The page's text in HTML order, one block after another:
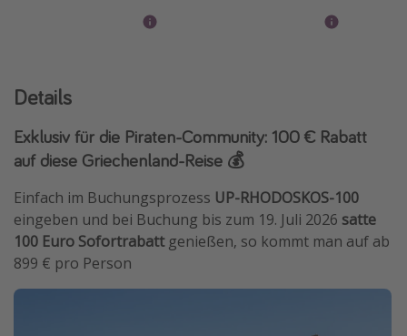
Details
Exklusiv für die Piraten-Community: 100 € Rabatt
auf diese Griechenland-Reise 💰
Einfach im Buchungsprozess UP-RHODOSKOS-100
eingeben und bei Buchung bis zum 19. Juli 2026 satte
100 Euro Sofortrabattgenießen, so kommt man auf ab
899 € pro Person